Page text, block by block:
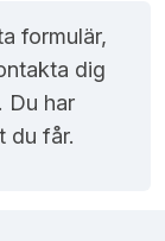
formulär,
dig
. Du har
du får.